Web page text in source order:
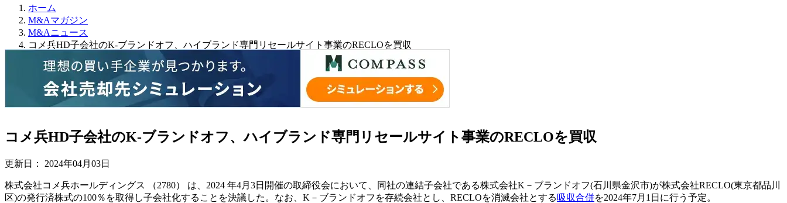
ホーム
M&Aマガジン
M&Aニュース
コメ兵HD子会社のK‐ブランドオフ、ハイブランド専門リセールサイト事業のRECLOを買収
コメ兵HD子会社のK‐ブランドオフ、ハイブランド専門リセールサイト事業のRECLOを買収
更新日： 2024年04月03日
株式会社コメ兵ホールディングス （2780） は、2024 年4月3日開催の取締役会において、同社の連結子会社である株式会社K－ブランドオフ(石川県金沢市)が株式会社RECLO(東京都品川
区)の発行済株式の100％を取得し子会社化することを決議した。なお、K－ブランドオフを存続会社とし、RECLOを消滅会社とする吸収合併を2024年7月1日に行う予定。